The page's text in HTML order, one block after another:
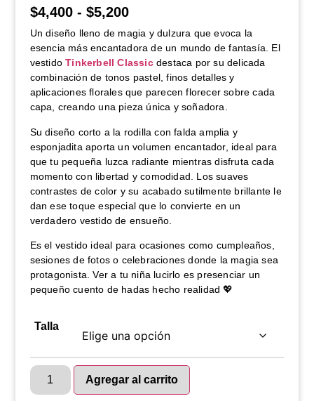
$4,400 - $5,200
Un diseño lleno de magia y dulzura que evoca la
esencia más encantadora de un mundo de fantasía. El
vestidoTinkerbell Classicdestaca por su delicada
combinación de tonos pastel, finos detalles y
aplicaciones florales que parecen florecer sobre cada
capa, creando una pieza única y soñadora.
Su diseño corto a la rodilla con falda amplia y
esponjadita aporta un volumen encantador, ideal para
que tu pequeña luzca radiante mientras disfruta cada
momento con libertad y comodidad. Los suaves
contrastes de color y su acabado sutilmente brillante le
dan ese toque especial que lo convierte en un
verdadero vestido de ensueño.
Es el vestido ideal para ocasiones como cumpleaños,
sesiones de fotos o celebraciones donde la magia sea
protagonista. Ver a tu niña lucirlo es presenciar un
pequeño cuento de hadas hecho realidad 💖
Talla
Agregar al carrito